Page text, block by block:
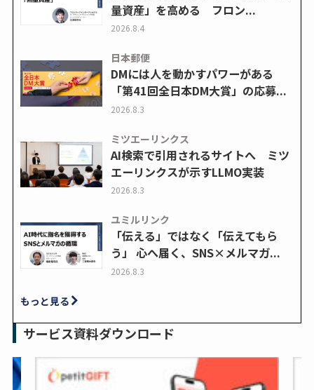
量資産」を高める フロン...
2026.8.4
日本郵便
DMには人を動かすパワーがある
「第41回全日本DM大賞」の応募...
2026.8.3
ミツエーリンクス
AI検索で引用されるサイトへ ミツ
エーリンクスが示すLLMO実装
2026.8.3
ユミルリンク
「伝える」ではなく「伝えてもら
う」 心へ届く、SNS×メルマガ...
2026.8.3
もっと見る
サービス資料ダウンロード